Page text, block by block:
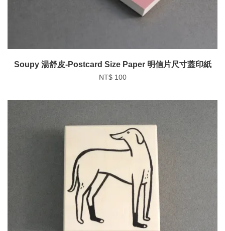
Soupy 湯舒皮-Postcard Size Paper 明信片尺寸蓋印紙
NT$ 100